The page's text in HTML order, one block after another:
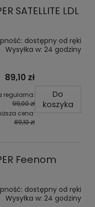
SATELLITE LDL
dostępny od ręki
Wysyłka w: 24 godziny
89,10 zł
regularna:
99,00 zł
cena:
89,10 zł
Do
koszyka
Feenom
dostępny od ręki
Wysyłka w: 24 godziny